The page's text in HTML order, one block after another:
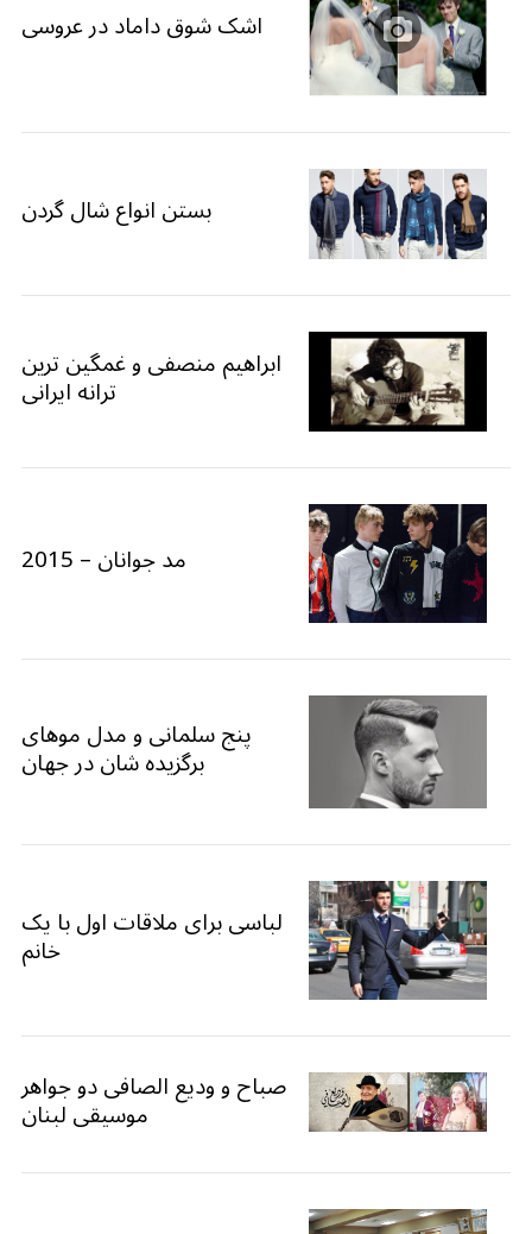
اشک شوق داماد در عروسی
بستن انواع شال گردن
ابراهیم منصفی و غمگین ترین
ترانه ایرانی
مد جوانان – 2015
پنج سلمانی و مدل موهای
برگزیده شان در جهان
لباسی برای ملاقات اول با یک
خانم
صباح و ودیع الصافی دو جواهر
موسیقی لبنان